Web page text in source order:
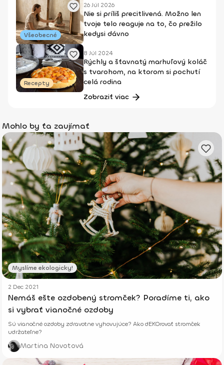
Všeobecné
26 Júl 2026
Nie si príliš precitlivená. Možno len
tvoje telo reaguje na to, čo prežilo
kedysi dávno
Recepty
8 Júl 2024
Rýchly a šťavnatý marhuľový koláč
s tvarohom, na ktorom si pochutí
celá rodina
Zobraziť viac
Mohlo by ťa zaujímať
Myslíme ekologicky!
2 Dec 2021
Nemáš ešte ozdobený stromček? Poradíme ti, ako
si vybrať vianočné ozdoby
Sú vianočné ozdoby zdravotne vyhovujúce? Ako dEKOrovať stromček
udržateľne?
Martina Novotová